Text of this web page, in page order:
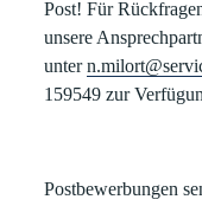
Post! Für
unsere
unter
159549 zur
Postbewerbungen